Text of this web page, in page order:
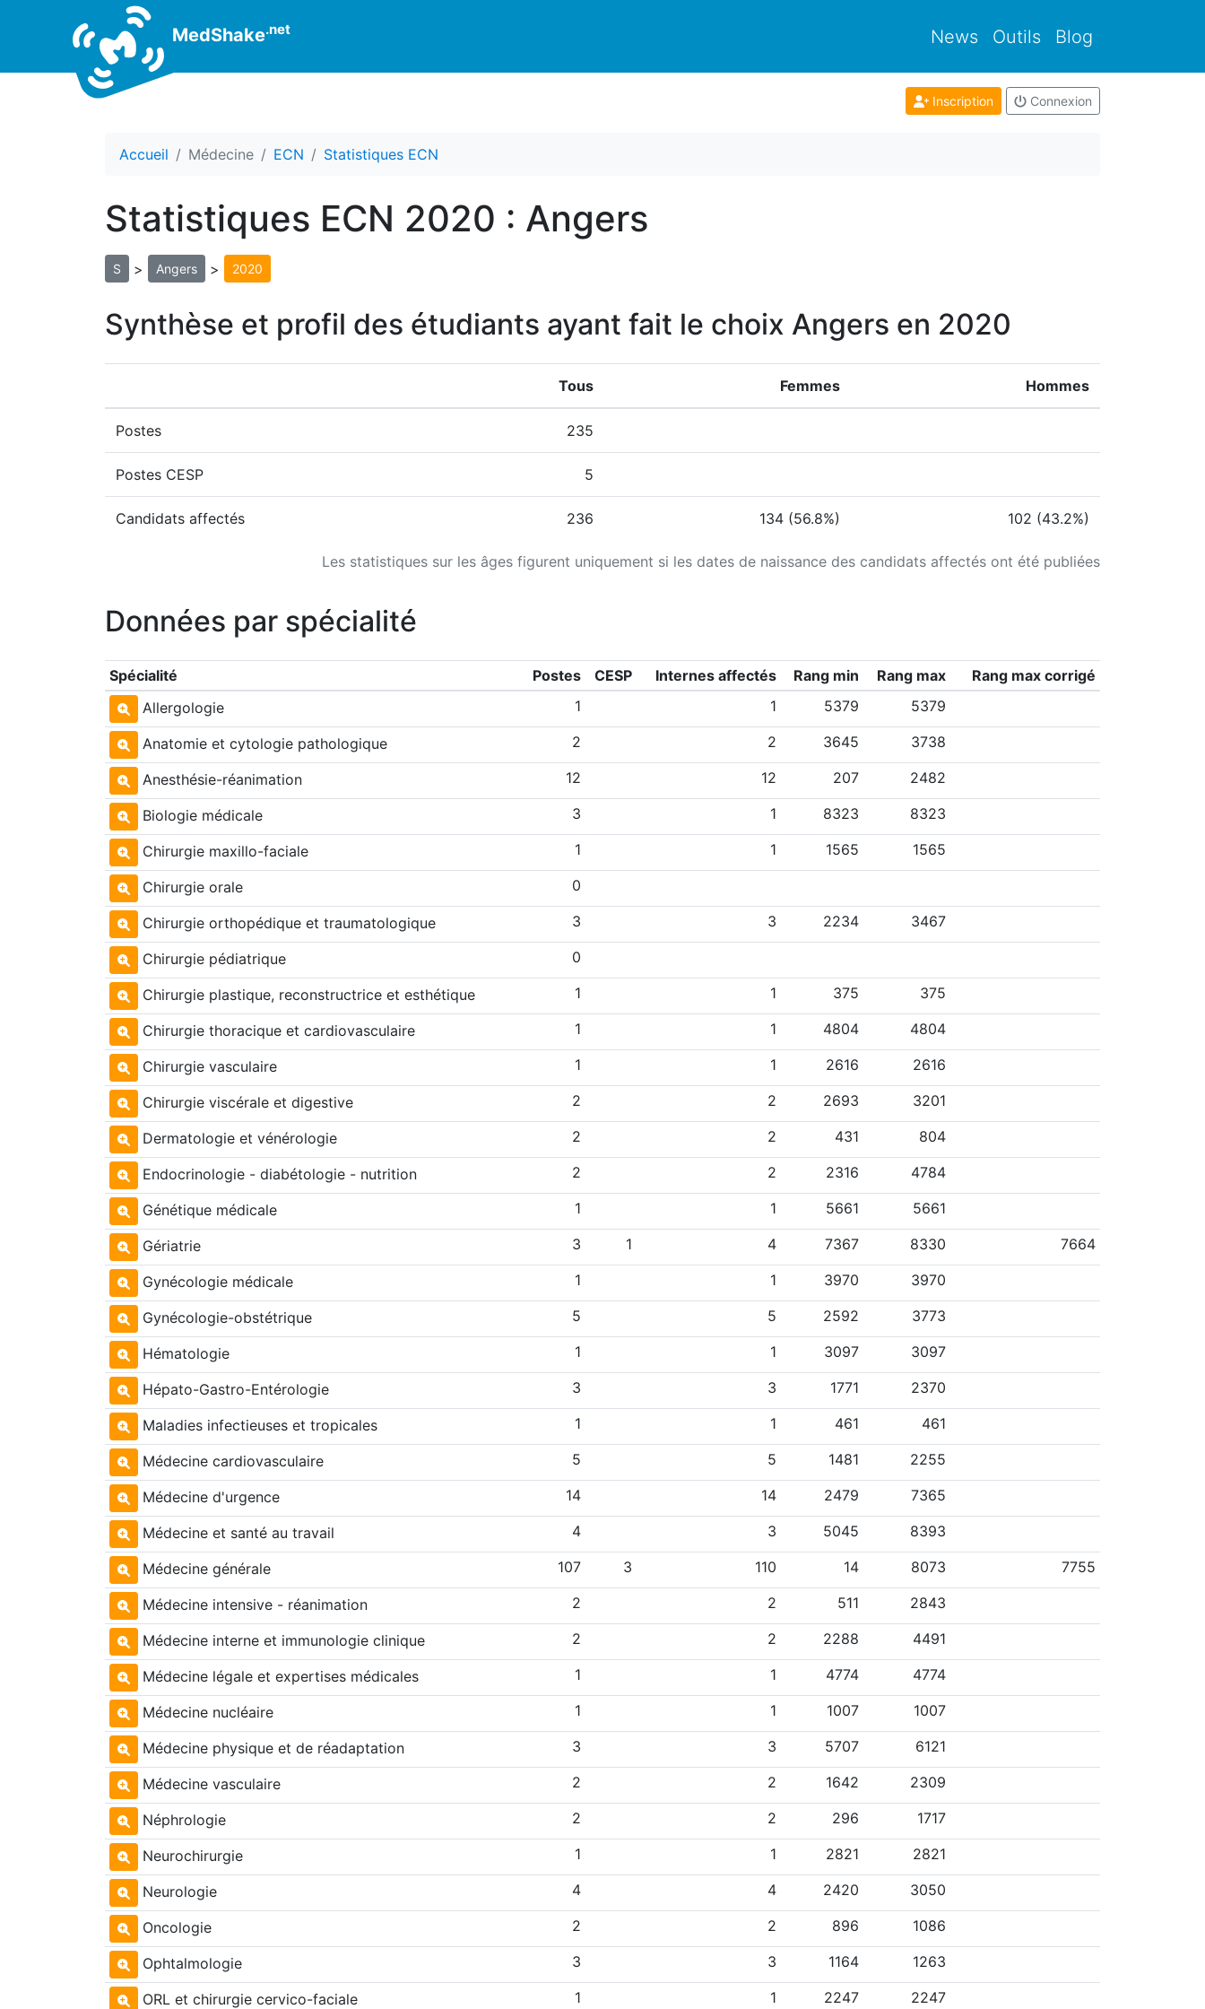
MedShake.net News Outils Blog
Inscription Connexion
Accueil Médecine ECN Statistiques ECN
Statistiques ECN 2020 : Angers
S > Angers > 2020
Synthèse et profil des étudiants ayant fait le choix Angers en 2020
Les statistiques sur les âges figurent uniquement si les dates de naissance des candidats affectés ont été publiées
Tous Femmes Hommes
Postes 235
Postes CESP 5
Candidats affectés 236 134 (56.8%) 102 (43.2%)
Données par spécialité
Spécialité Postes CESP Internes affectés Rang min Rang max
Rang max corrigé
Allergologie
1 1 5379 5379
Anatomie et cytologie pathologique 2 2 3645 3738
Anesthésie-réanimation 12 12 207 2482
Biologie médicale 3 1 8323 8323
Chirurgie maxillo-faciale 1 1 1565 1565
Chirurgie orale 0
Chirurgie orthopédique et traumatologique 3 3 2234 3467
Chirurgie pédiatrique 0
Chirurgie plastique, reconstructrice et esthétique 1 1 375 375
Chirurgie thoracique et cardiovasculaire 1 1 4804 4804
Chirurgie vasculaire 1 1 2616 2616
Chirurgie viscérale et digestive 2 2 2693 3201
Dermatologie et vénérologie 2 2 431 804
Endocrinologie - diabétologie - nutrition 2 2 2316 4784
Génétique médicale 1 1 5661 5661
Gériatrie 3 1 4 7367 8330 7664
Gynécologie médicale 1 1 3970 3970
Gynécologie-obstétrique 5 5 2592 3773
Hématologie 1 1 3097 3097
Hépato-Gastro-Entérologie 3 3 1771 2370
Maladies infectieuses et tropicales 1 1 461 461
Médecine cardiovasculaire 5 5 1481 2255
Médecine d'urgence 14 14 2479 7365
Médecine et santé au travail 4 3 5045 8393
Médecine générale 107 3 110 14 8073 7755
Médecine intensive - réanimation 2 2 511 2843
Médecine interne et immunologie clinique 2 2 2288 4491
Médecine légale et expertises médicales 1 1 4774 4774
Médecine nucléaire 1 1 1007 1007
Médecine physique et de réadaptation 3 3 5707 6121
Médecine vasculaire 2 2 1642 2309
Néphrologie 2 2 296 1717
Neurochirurgie 1 1 2821 2821
Neurologie 4 4 2420 3050
Oncologie 2 2 896 1086
Ophtalmologie 3 3 1164 1263
ORL et chirurgie cervico-faciale 1 1 2247 2247